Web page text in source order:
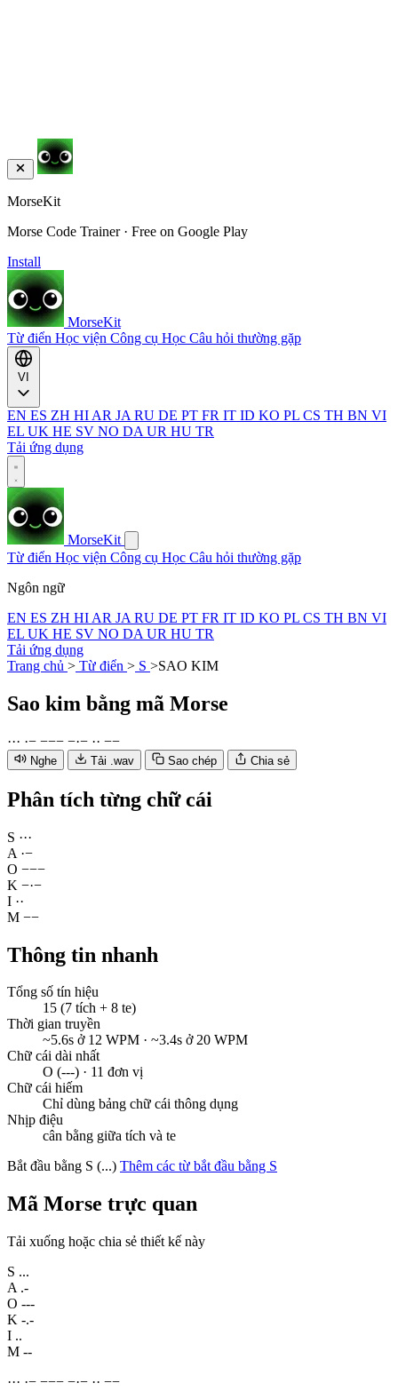
MorseKit
Morse Code Trainer · Free on Google Play
Install
MorseKit
Từ điển Học viện Công cụ Học Câu hỏi thường gặp
EN ES ZH HI AR JA RU DE PT FR IT ID KO PL CS TH BN VI
EL UK HE SV NO DA UR HU TR
Tải ứng dụng
MorseKit
Từ điển Học viện Công cụ Học Câu hỏi thường gặp
Ngôn ngữ
EN ES ZH HI AR JA RU DE PT FR IT ID KO PL CS TH BN VI
EL UK HE SV NO DA UR HU TR
Tải ứng dụng
Trang chủ > Từ điển > S >SAO KIM
Sao kim bằng mã Morse
··· ·− −−− −·− ·· −−
Nghe Tải .wav Sao chép Chia sẻ
Phân tích từng chữ cái
S ···
A ·−
O −−−
K −·−
I ··
M −−
Thông tin nhanh
Tổng số tín hiệu
15 (7 tích + 8 te)
Thời gian truyền
~5.6s ở 12 WPM · ~3.4s ở 20 WPM
Chữ cái dài nhất
O (---) · 11 đơn vị
Chữ cái hiếm
Chỉ dùng bảng chữ cái thông dụng
Nhịp điệu
cân bằng giữa tích và te
Bắt đầu bằng S (...) Thêm các từ bắt đầu bằng S
Mã Morse trực quan
Tải xuống hoặc chia sẻ thiết kế này
S ...
A .-
O ---
K -.-
I ..
M --
··· ·− −−− −·− ·· −−